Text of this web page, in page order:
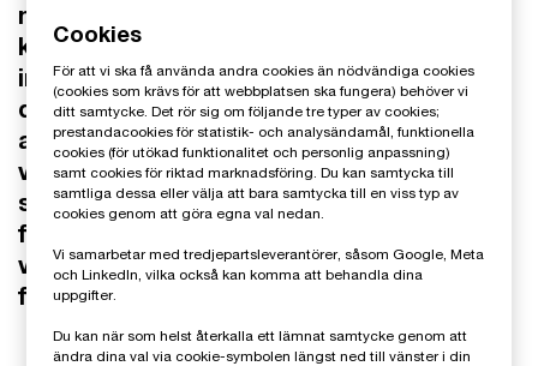
ny tillväxtfas. Digitalisering, förändrade
konsumtionsmönster och ökade
investeringar – inte minst i damidrott –
driver fram nya affärsmodeller och sätt
att skapa värde. I rapporten lyfter vi de
viktigaste insikterna för idrottsaktörer
som vill stärka sin position i en snabbt
föränderlig marknad. Här sammanfattar vi
vad som kommer att forma utvecklingen
framåt.
Cookies
För att vi ska få använda andra cookies än nödvändiga cookies
(cookies som krävs för att webbplatsen ska fungera) behöver vi
ditt samtycke. Det rör sig om följande tre typer av cookies;
prestandacookies för statistik- och analysändamål, funktionella
cookies (för utökad funktionalitet och personlig anpassning)
samt cookies för riktad marknadsföring. Du kan samtycka till
samtliga dessa eller välja att bara samtycka till en viss typ av
cookies genom att göra egna val nedan.
Vi samarbetar med tredjepartsleverantörer, såsom Google, Meta
och LinkedIn, vilka också kan komma att behandla dina
uppgifter.
Du kan när som helst återkalla ett lämnat samtycke genom att
ändra dina val via cookie-symbolen längst ned till vänster i din